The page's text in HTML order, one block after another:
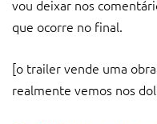
vou deixar nos
que ocorre no final.
[o trailer vende uma
realmente vemos nos